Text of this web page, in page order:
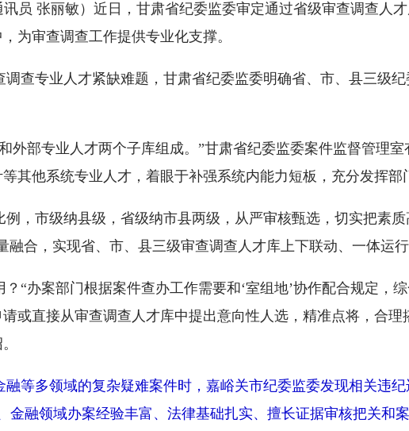
员 张丽敏）近日，甘肃省纪委监委审定通过省级审查调查人
为审查调查工作提供专业化支撑。
调查专业人才紧缺难题，甘肃省纪委监委明确省、市、县三级
外部专业人才两个子库组成。”甘肃省纪委监委案件监督管理
其他系统专业人才，着眼于补强系统内能力短板，充分发挥部
，市级纳县级，省级纳市县两级，从严审核甄选，切实把素
融合，实现省、市、县三级审查调查人才库上下联动、一体运行
“办案部门根据案件查办工作需要和‘室组地’协作配合规定，
或直接从审查调查人才库中提出意向性人选，精准点将，合
等多领域的复杂疑难案件时，嘉峪关市纪委监委发现相关违
金融领域办案经验丰富、法律基础扎实、擅长证据审核把关和